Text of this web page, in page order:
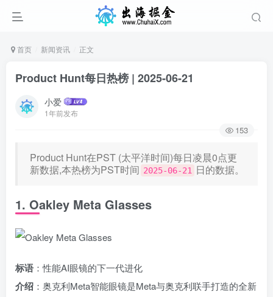
首页 新闻资讯 正文
Product Hunt每日热榜 | 2025-06-21
小爱
1年前发布
153
Product Hunt在PST (太平洋时间)每日凌晨0点更
新数据,本热榜为PST时间 2025-06-21 日的数据。
1. Oakley Meta Glasses
标语 ：性能AI眼镜的下一代进化
介绍 ：奥克利Meta智能眼镜是Meta与奥克利联手打造的全新